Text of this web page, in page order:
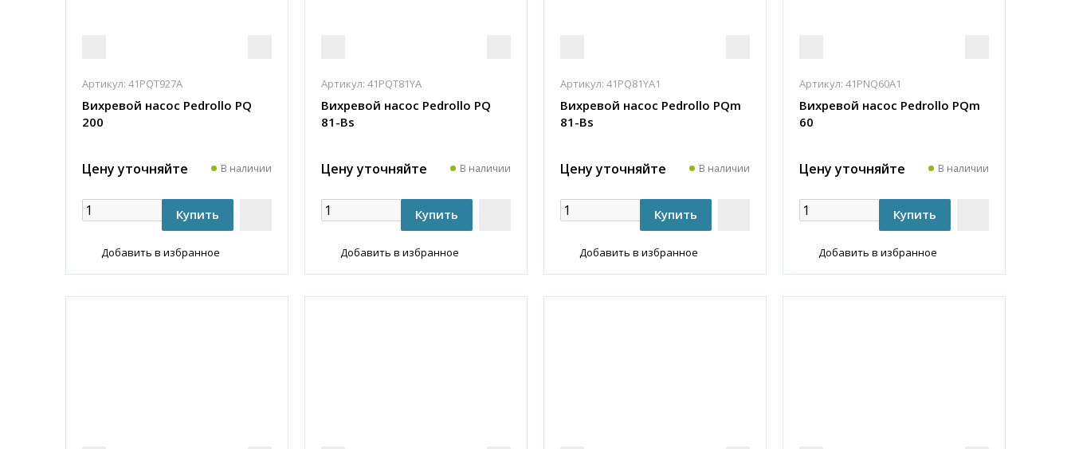
Артикул: 41PQT927A
Вихревой насос Pedrollo PQ
200
Цену уточняйте В наличии
Добавить в избранное
Артикул: 41PQT81YA
Вихревой насос Pedrollo PQ
81-Bs
Цену уточняйте В наличии
Добавить в избранное
Артикул: 41PQ81YA1
Вихревой насос Pedrollo PQm
81-Bs
Цену уточняйте В наличии
Добавить в избранное
Артикул: 41PNQ60A1
Вихревой насос Pedrollo PQm
60
Цену уточняйте В наличии
Добавить в избранное